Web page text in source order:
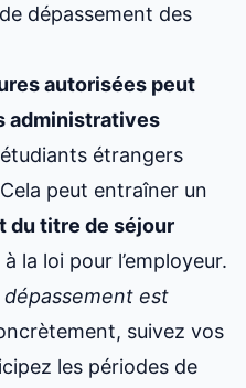
dépassement des
autorisées peut
administratives
étrangers
peut entraîner un
du titre de séjour
la loi pour l’employeur.
est
suivez vos
les périodes de